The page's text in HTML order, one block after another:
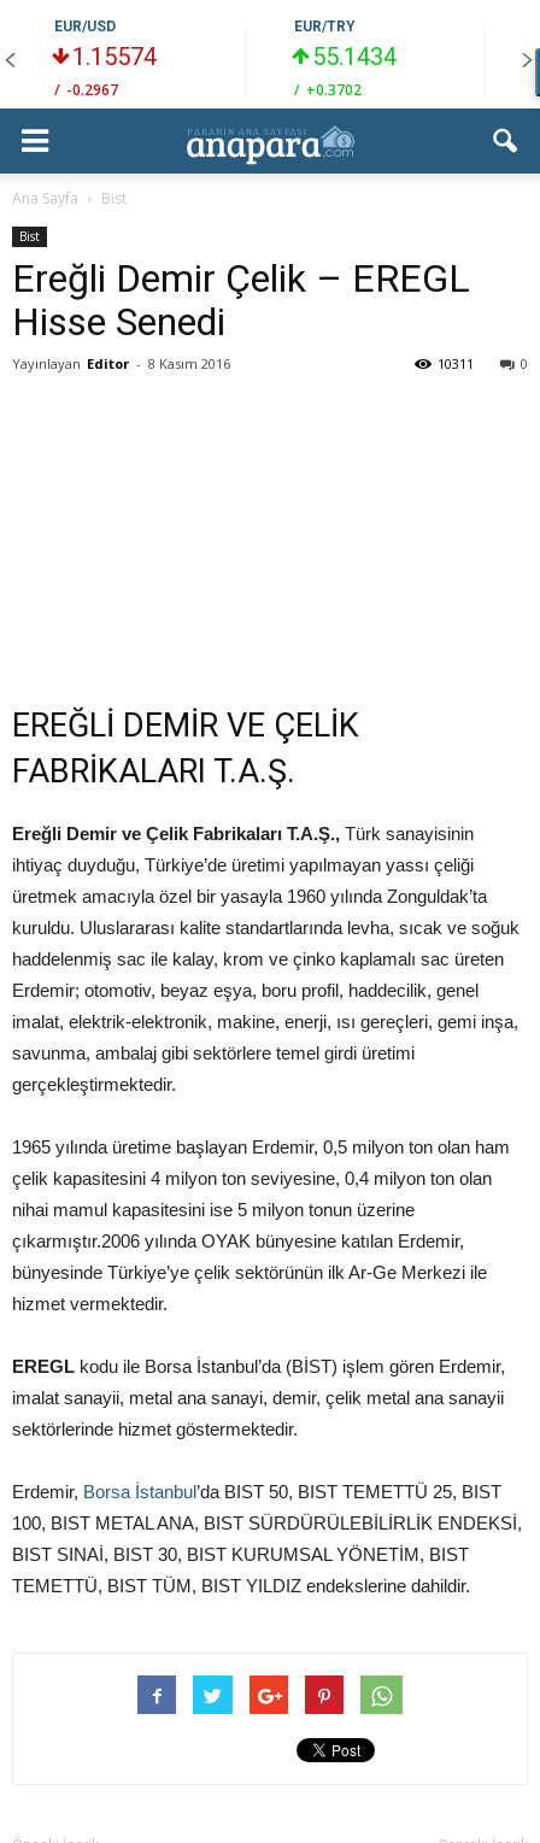
EUR/USD
1.15574
/ -0.2967
EUR/TRY
55.1434
/ +0.3702 /
Ana Sayfa Bist
Bist
Ereğli Demir Çelik – EREGL
Hisse Senedi
Yayınlayan Editor - 8 Kasım 2016 0
10311
EREĞLİ DEMİR VE ÇELİK
FABRİKALARI T.A.Ş.
Ereğli Demir ve Çelik Fabrikaları T.A.Ş., Türk sanayisinin
ihtiyaç duyduğu, Türkiye’de üretimi yapılmayan yassı çeliği
üretmek amacıyla özel bir yasayla 1960 yılında Zonguldak’ta
kuruldu. Uluslararası kalite standartlarında levha, sıcak ve soğuk
haddelenmiş sac ile kalay, krom ve çinko kaplamalı sac üreten
Erdemir; otomotiv, beyaz eşya, boru profil, haddecilik, genel
imalat, elektrik-elektronik, makine, enerji, ısı gereçleri, gemi inşa,
savunma, ambalaj gibi sektörlere temel girdi üretimi
gerçekleştirmektedir.
1965 yılında üretime başlayan Erdemir, 0,5 milyon ton olan ham
çelik kapasitesini 4 milyon ton seviyesine, 0,4 milyon ton olan
nihai mamul kapasitesini ise 5 milyon tonun üzerine
çıkarmıştır.2006 yılında OYAK bünyesine katılan Erdemir,
bünyesinde Türkiye’ye çelik sektörünün ilk Ar-Ge Merkezi ile
hizmet vermektedir.
EREGL kodu ile Borsa İstanbul’da (BİST) işlem gören Erdemir,
imalat sanayii, metal ana sanayi, demir, çelik metal ana sanayii
sektörlerinde hizmet göstermektedir.
Erdemir, Borsa İstanbul’da BIST 50, BIST TEMETTÜ 25, BIST
100, BIST METAL ANA, BIST SÜRDÜRÜLEBİLİRLİK ENDEKSİ,
BIST SINAİ, BIST 30, BIST KURUMSAL YÖNETİM, BIST
TEMETTÜ, BIST TÜM, BIST YILDIZ endekslerine dahildir.